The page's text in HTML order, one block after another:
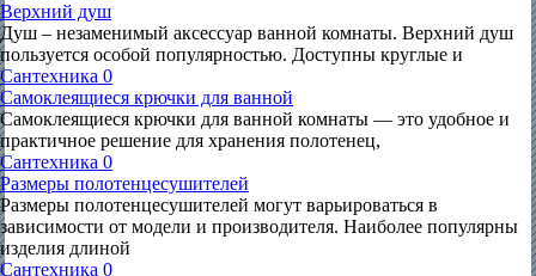
Верхний душ
Душ – незаменимый аксессуар ванной комнаты. Верхний душ
пользуется особой популярностью. Доступны круглые и
Сантехника 0
Самоклеящиеся крючки для ванной
Самоклеящиеся крючки для ванной комнаты — это удобное и
практичное решение для хранения полотенец,
Сантехника 0
Размеры полотенцесушителей
Размеры полотенцесушителей могут варьироваться в
зависимости от модели и производителя. Наиболее популярны
изделия длиной
Сантехника 0